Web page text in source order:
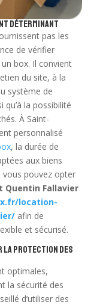
déterminant
pas les
de vérifier
box. Il convient
du site, à la
système de
qu’à la possibilité
À Saint-
personnalisé
, la durée de
aux biens
vous pouvez opter
Quentin Fallavier
location-
afin de
et sécurisé.
la protection des
optimales,
la sécurité des
d’utiliser des